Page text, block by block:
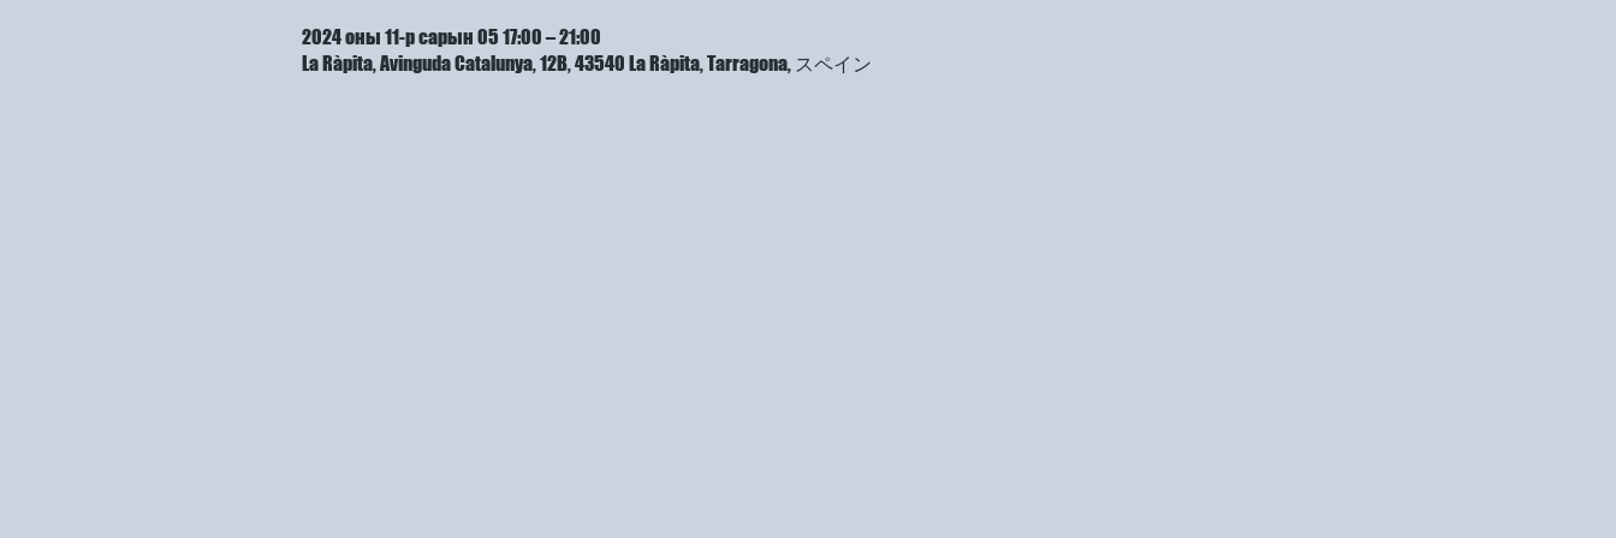
2024 оны 11-р сарын 05 17:00 – 21:00
La Ràpita, Avinguda Catalunya, 12B, 43540 La Ràpita, Tarragona, スペイン